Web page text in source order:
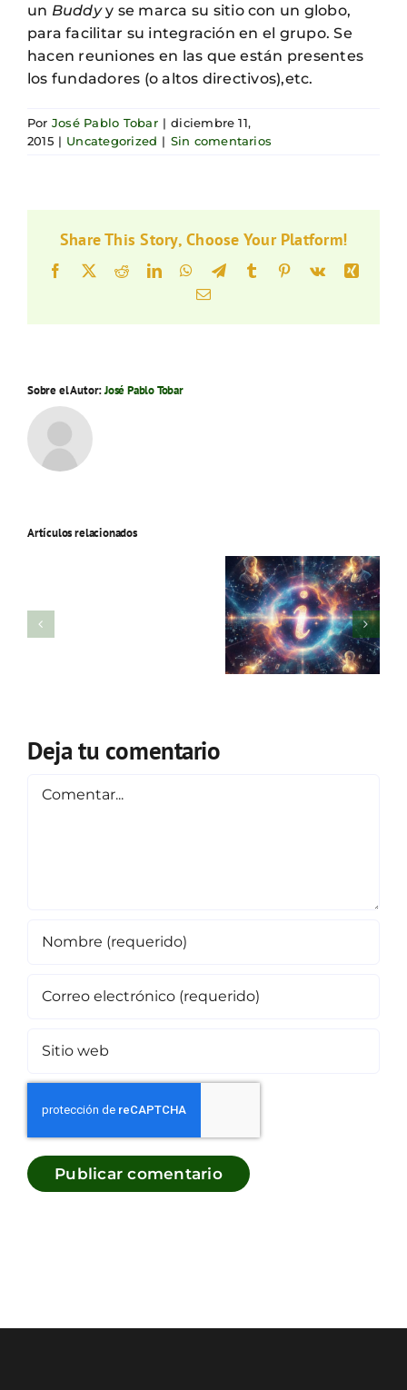
un Buddyy se marca su sitio con un globo,
para facilitar su integración en el grupo. Se
hacen reuniones en las que están presentes
los fundadores (o altos directivos),etc.
Por José Pablo Tobar | diciembre 11,
2015 | Uncategorized | Sin comentarios
Share This Story, Choose Your Platform!
Facebook
X RedditLinkedInWhatsApp
TelegramTumblr Pinterest
Vk
Xing
Correo
Sobre el Autor:José Pablo Tobar
Artículos relacionados
Deja tu comentario